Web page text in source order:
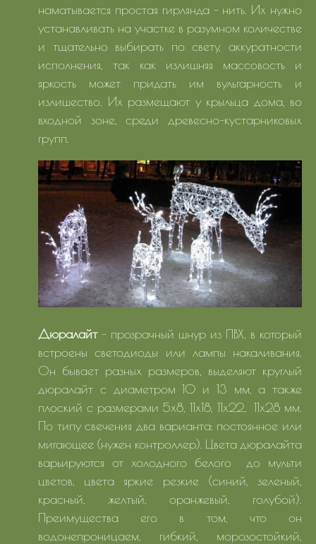
наматывается простая гирлянда – нить. Их нужно
устанавливать на участке в разумном количестве
и тщательно выбирать по свету, аккуратности
исполнения, так как излишняя массовость и
яркость может придать им вульгарность и
излишество. Их размещают у крыльца дома, во
входной зоне, среди древесно-кустарниковых
групп.
Дюралайт - прозрачный шнур из ПВХ, в который
встроены светодиоды или лампы накаливания.
Он бывает разных размеров, выделяют круглый
дюралайт с диаметром 10 и 13 мм, а также
плоский с размерами 5х8, 11х18, 11х22, 11х28 мм.
По типу свечения два варианта: постоянное или
мигающее (нужен контроллер). Цвета дюралайта
варьируются от холодного белого до мульти
цветов, цвета яркие резкие (синий, зеленый,
красный, желтый, оранжевый, голубой).
Преимущества его в том, что он
водонепроницаем, гибкий, морозостойкий,